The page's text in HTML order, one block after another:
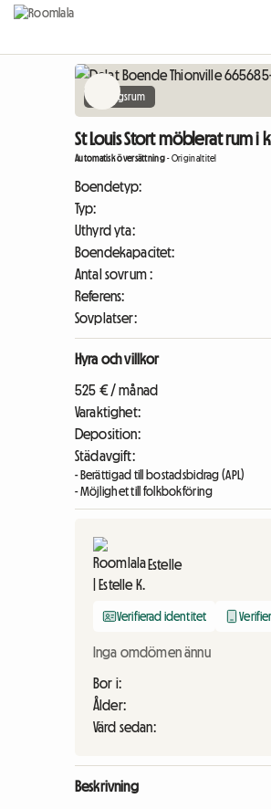
Vardagsrum
St Louis Stort möblerat rum i
Automatisk översättning-Originaltitel
Boendetyp:
Typ:
Uthyrd yta:
Boendekapacitet:
Antal sovrum :
Referens:
Sovplatser:
Hyra och villkor
525 € / månad
Varaktighet:
Deposition:
Städavgift:
- Berättigad till bostadsbidrag (APL)
- Möjlighet till folkbokföring
Estelle
Verifierad identitet
Inga omdömen ännu
Bor i:
Ålder:
Värd sedan:
Beskrivning